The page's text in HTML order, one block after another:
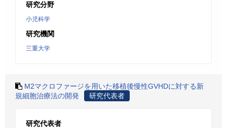
研究分野
小児科学
研究機関
三重大学
M2マクロファージを用いた移植後慢性GVHDに対する新
規細胞治療法の開発
研究代表者
研究代表者